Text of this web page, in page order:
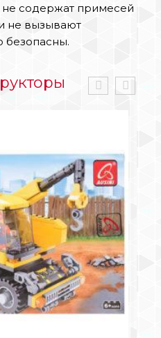
содержат примесей
не вызывают
безопасны.